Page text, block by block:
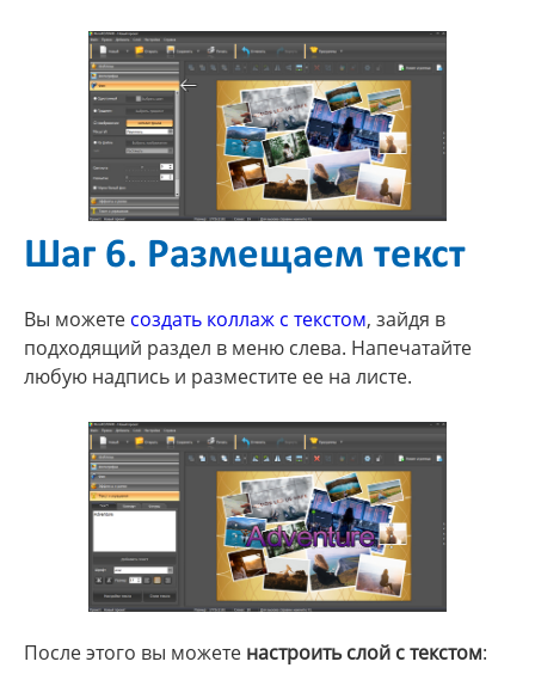
Шаг 6. Размещаем текст
Вы можете создать коллаж с текстом, зайдя в
подходящий раздел в меню слева. Напечатайте
любую надпись и разместите ее на листе.
После этого вы можете настроить слой с текстом: